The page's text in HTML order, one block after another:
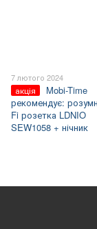
7 лютого 2024
акція
Mobi-Time
рекомендує:
Fi розетка LDNIO
SEW1058 + нічник